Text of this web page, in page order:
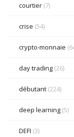
courtier (7)
crise (54)
crypto-monnaie
day trading (26)
débutant (224)
deep learning (5)
DEFI (3)